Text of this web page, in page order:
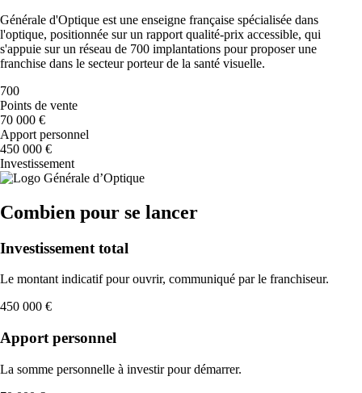
Générale d'Optique est une enseigne française spécialisée dans
l'optique, positionnée sur un rapport qualité-prix accessible, qui
s'appuie sur un réseau de 700 implantations pour proposer une
franchise dans le secteur porteur de la santé visuelle.
700
Points de vente
70 000 €
Apport personnel
450 000 €
Investissement
Combien pour se lancer
Investissement total
Le montant indicatif pour ouvrir, communiqué par le franchiseur.
450 000 €
Apport personnel
La somme personnelle à investir pour démarrer.